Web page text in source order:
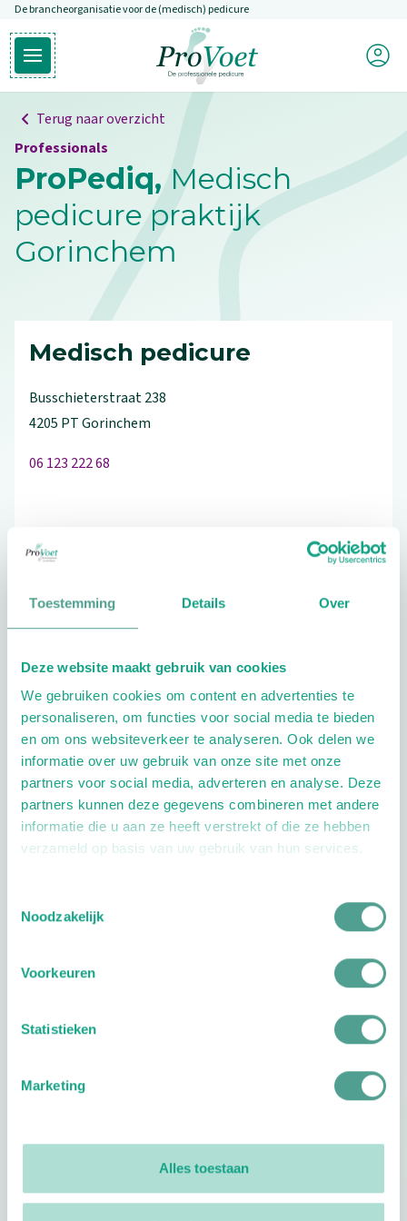
Toestemming Details Over
Deze website maakt gebruik van cookies
We gebruiken cookies om content en advertenties te
personaliseren, om functies voor social media te bieden
en om ons websiteverkeer te analyseren. Ook delen we
informatie over uw gebruik van onze site met onze
partners voor social media, adverteren en analyse. Deze
partners kunnen deze gegevens combineren met andere
informatie die u aan ze heeft verstrekt of die ze hebben
verzameld op basis van uw gebruik van hun services.
Noodzakelijk
Voorkeuren
Statistieken
Marketing
Alles toestaan
Overslaan en naar de inhoud gaan
De brancheorganisatie voor de (medisch) pedicure
Open hoofdmenu
Ga naar de homepagina
Mijn
Terug naar overzicht
Professionals
ProPediq, Medisch
pedicure praktijk
Gorinchem
Medisch pedicure
Busschieterstraat238
4205 PTGorinchem
06 123 222 68
Aandachtsgebieden
Diabetes Reuma Sport
Kinderen
Extra opties
Openingstijden
Footer
Volg ProVoet